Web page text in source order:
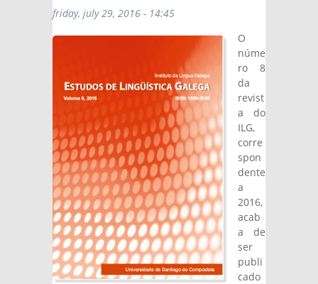
friday, july 29, 2016 - 14:45
O
núme
ro 8
da
revist
a do
ILG,
corre
spon
dente
a
2016,
acab
a de
ser
publi
cado